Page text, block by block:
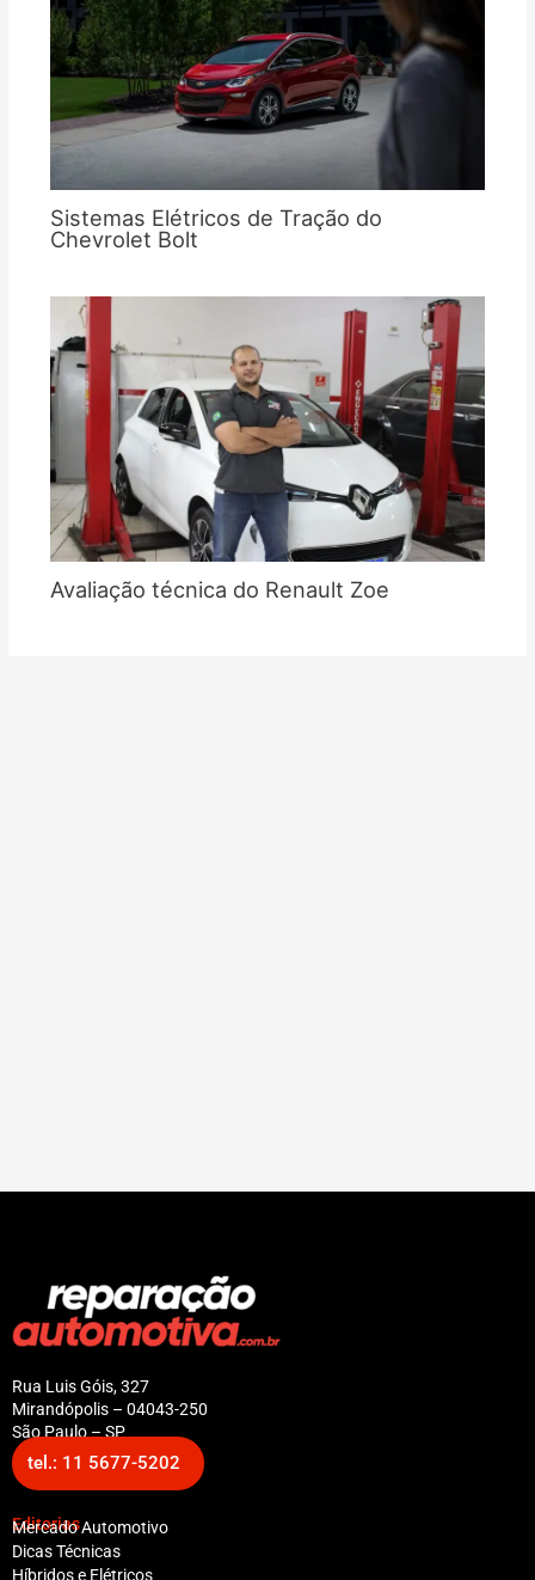
Sistemas Elétricos de Tração do
Chevrolet Bolt
Avaliação técnica do Renault Zoe
Rua Luis Góis, 327
Mirandópolis – 04043-250
São Paulo – SP
tel.: 11 5677-5202
Editorias
Mercado Automotivo
Dicas Técnicas
Híbridos e Elétricos